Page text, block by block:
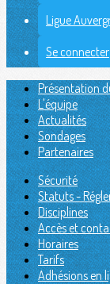
Ligue
Se connecter
Présentation
L'équipe
Actualités
Sondages
Partenaires
Sécurité
Statuts -
Disciplines
Accès et
Horaires
Tarifs
Adhésions en